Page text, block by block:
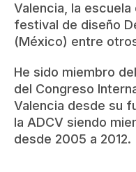
Valencia, la
festival de diseño
(México) entre
He sido miembro
del Congreso
Valencia desde su
la ADCV siendo
desde 2005 a 2012.